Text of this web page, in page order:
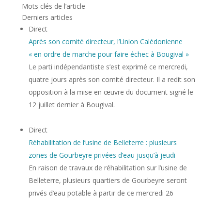
Mots clés de l’article
Derniers articles
Direct
Après son comité directeur, l’Union Calédonienne
« en ordre de marche pour faire échec à Bougival »
Le parti indépendantiste s’est exprimé ce mercredi,
quatre jours après son comité directeur. Il a redit son
opposition à la mise en œuvre du document signé le
12 juillet dernier à Bougival.
Direct
Réhabilitation de l’usine de Belleterre : plusieurs
zones de Gourbeyre privées d’eau jusqu’à jeudi
En raison de travaux de réhabilitation sur l’usine de
Belleterre, plusieurs quartiers de Gourbeyre seront
privés d’eau potable à partir de ce mercredi 26